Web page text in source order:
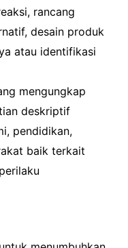
rancang
desain produk
atau identifikasi
mengungkap
deskriptif
pendidikan,
baik terkait